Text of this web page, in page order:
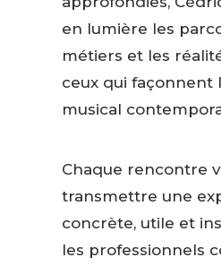
en lumière les
métiers et les
ceux qui façonnent
musical
Chaque rencontre
transmettre une
concrète, utile et
les professionnels